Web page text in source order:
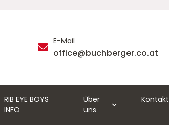
E-Mail
office@buchberger.co.at
RIB EYE BOYS
INFO
Über
uns
Kontakt